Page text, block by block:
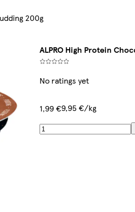
200g
ALPRO High Protein
No ratings yet
1,99 €9,95 €/kg